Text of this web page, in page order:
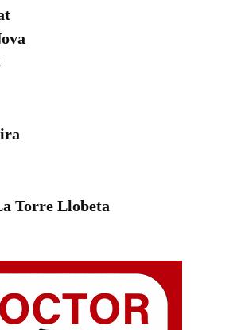
Torre Llobeta